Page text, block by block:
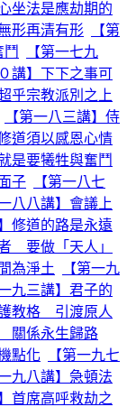
坐法是應劫期的
形再清有形
【第
【第一七九
講】下下之事可
乎宗教派別之上
【第一八三講】侍
道須以感恩心情
是要犧牲與奮鬥
子
【第一八七
一八八講】會議上
修道的路是永遠
要做「天人」
為淨土
【第一九
一九三講】君子的
護教格 引渡原人
關係永生歸路
點化
【第一九七
一九八講】急頓法
首席高呼救劫之